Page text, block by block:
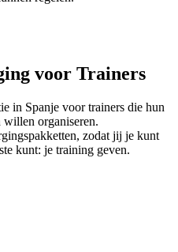
voor Trainers
in Spanje voor trainers die hun
willen organiseren.
zodat jij je kunt
kunt: je training geven.